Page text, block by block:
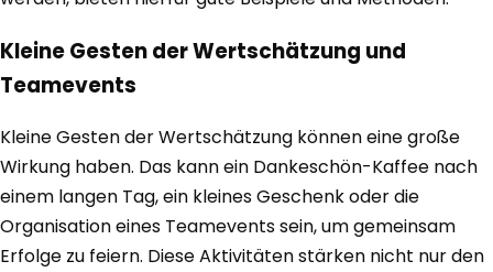
Kleine Gesten der Wertschätzung und
Teamevents
Kleine Gesten der Wertschätzung können eine große
Wirkung haben. Das kann ein Dankeschön-Kaffee nach
einem langen Tag, ein kleines Geschenk oder die
Organisation eines Teamevents sein, um gemeinsam
Erfolge zu feiern. Diese Aktivitäten stärken nicht nur den